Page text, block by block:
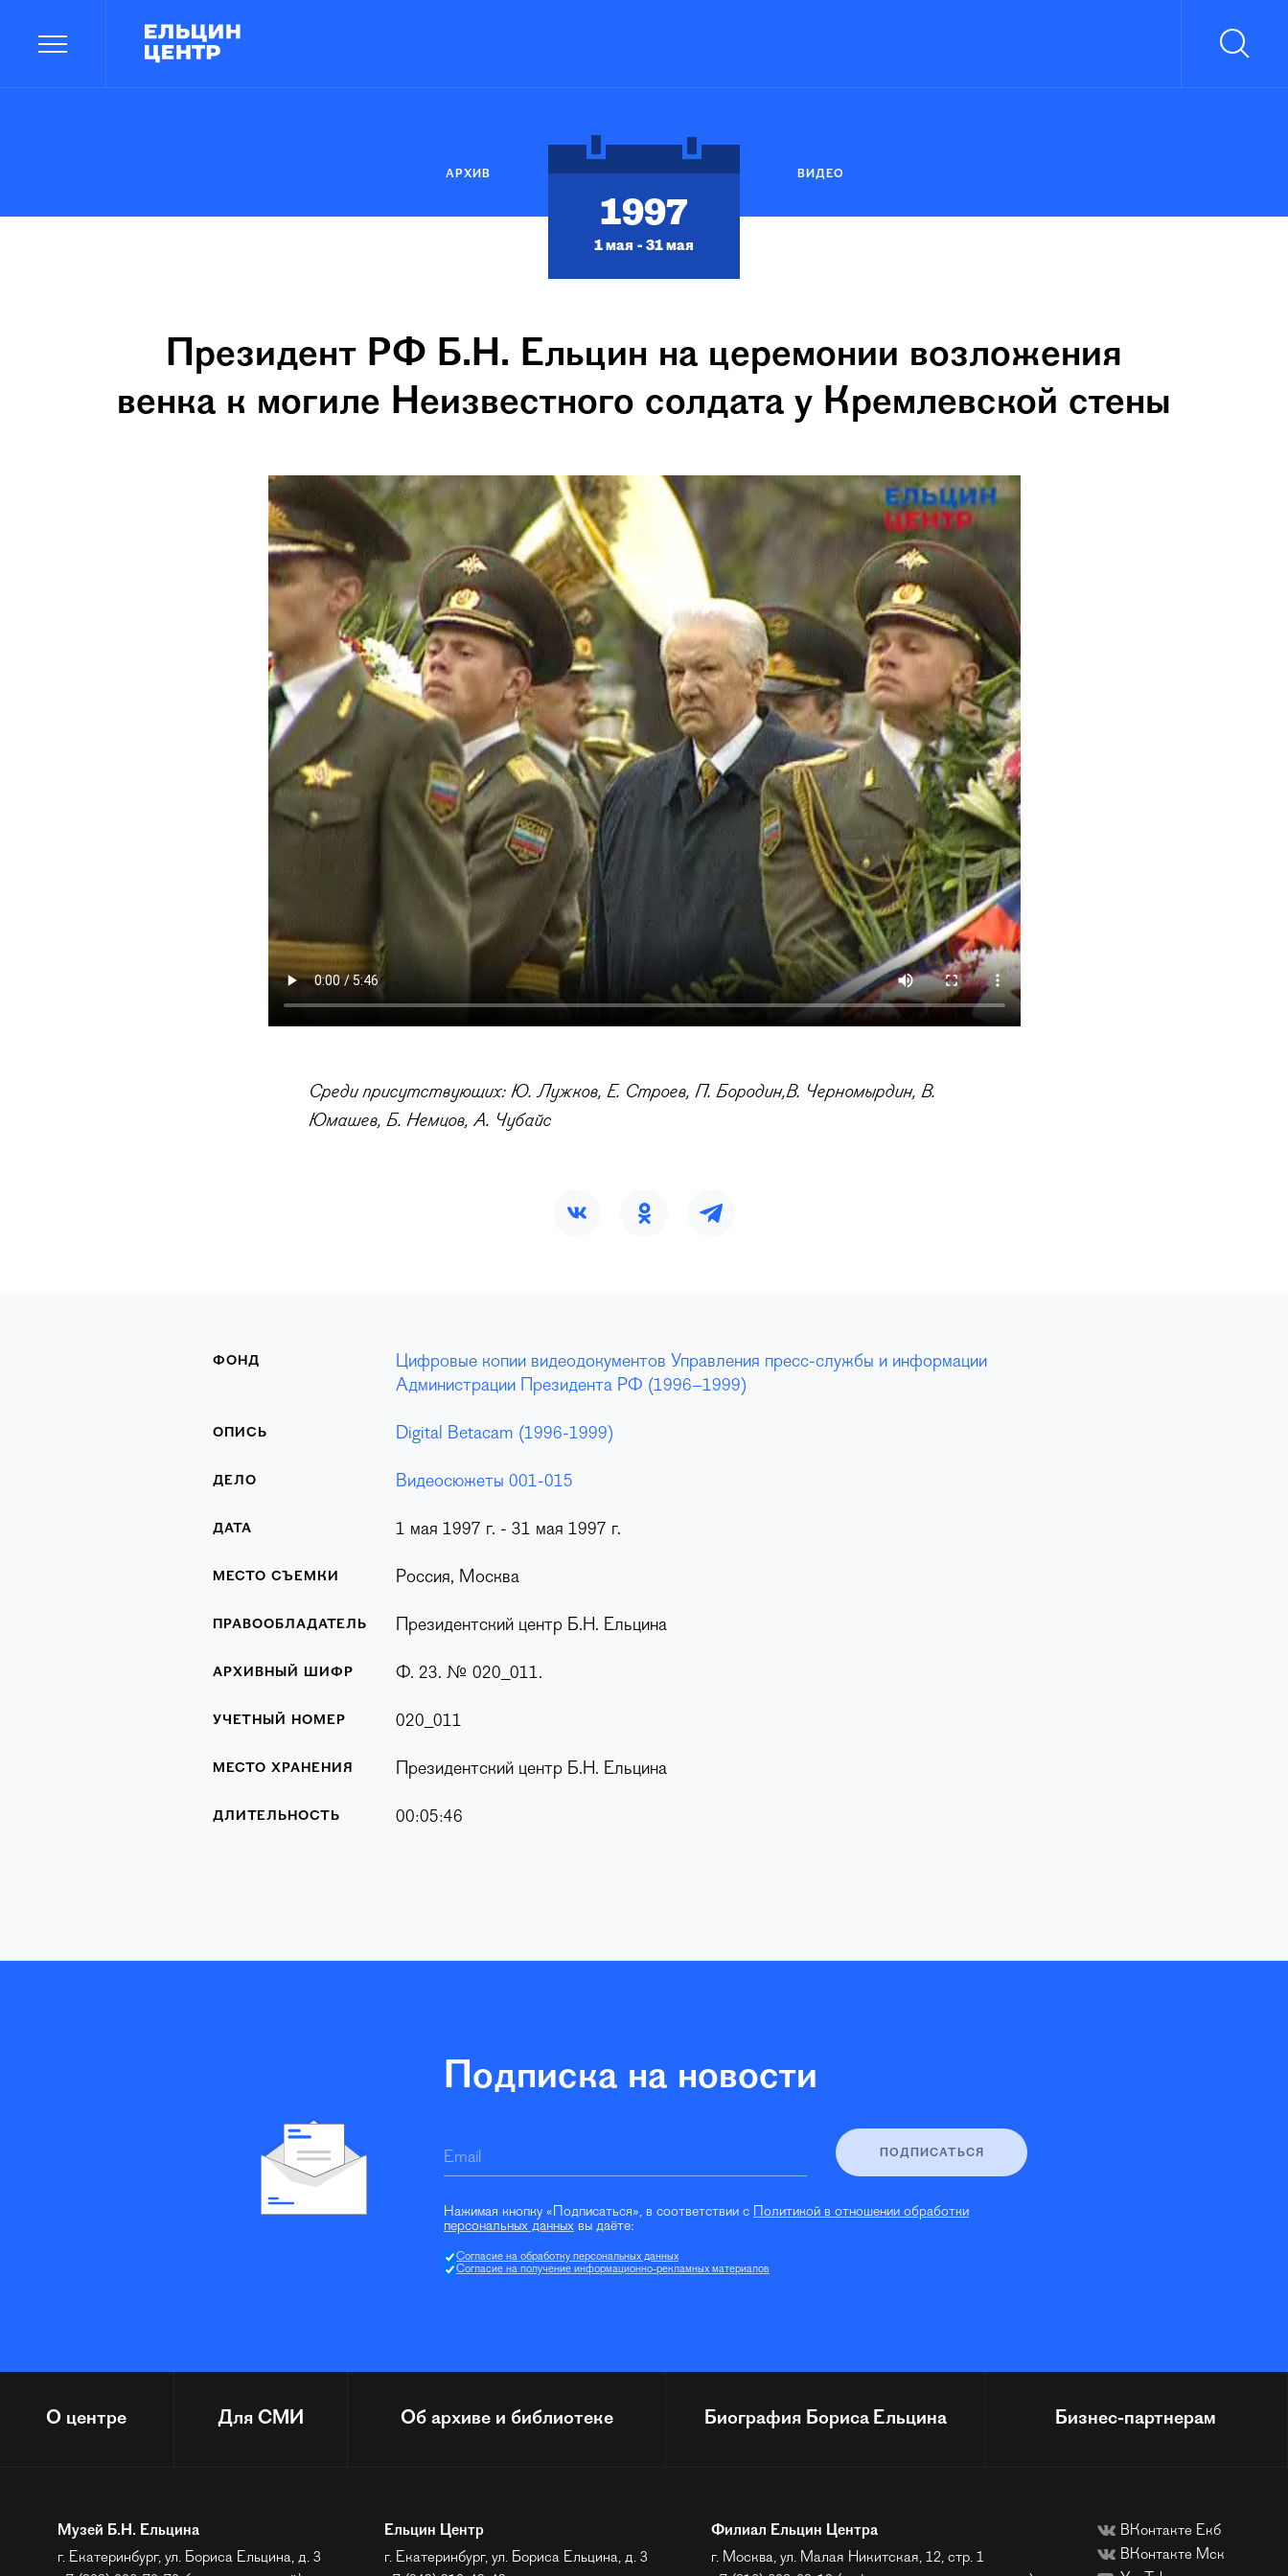
АРХИВ
1997
1 мая - 31 мая
ВИДЕО
Президент РФ Б.Н. Ельцин на церемонии возложения
венка к могиле Неизвестного солдата у Кремлевской стены
Среди присутствующих: Ю. Лужков, Е. Строев, П. Бородин,В. Черномырдин, В.
Юмашев, Б. Немцов, А. Чубайс
ФОНД
Цифровые копии видеодокументов Управления пресс-службы и информации
Администрации Президента РФ (1996–1999)
ОПИСЬ Digital Betacam (1996-1999)
ДЕЛО Видеосюжеты 001-015
ДАТА 1 мая 1997 г. - 31 мая 1997 г.
МЕСТО СЪЕМКИ Россия, Москва
ПРАВООБЛАДАТЕЛЬ Президентский центр Б.Н. Ельцина
АРХИВНЫЙ ШИФР Ф. 23. № 020_011.
УЧЕТНЫЙ НОМЕР 020_011
МЕСТО ХРАНЕНИЯ Президентский центр Б.Н. Ельцина
ДЛИТЕЛЬНОСТЬ 00:05:46
Подписка на новости
Email ПОДПИСАТЬСЯ
Нажимая кнопку «Подписаться», в соответствии с Политикой в отношении обработки
персональных данных вы даёте:
Согласие на обработку персональных данных
Согласие на получение информационно-рекламных материалов
О центре Для СМИ Об архиве и библиотеке БиографияБориса Ельцина Бизнес-партнерам
Музей Б.Н. Ельцина
г. Екатеринбург, ул. Бориса Ельцина, д. 3
Ельцин Центр
г. Екатеринбург, ул. Бориса Ельцина, д. 3
Филиал Ельцин Центра
г. Москва, ул. Малая Никитская, 12, стр. 1
ВКонтакте Екб
ВКонтакте Мск